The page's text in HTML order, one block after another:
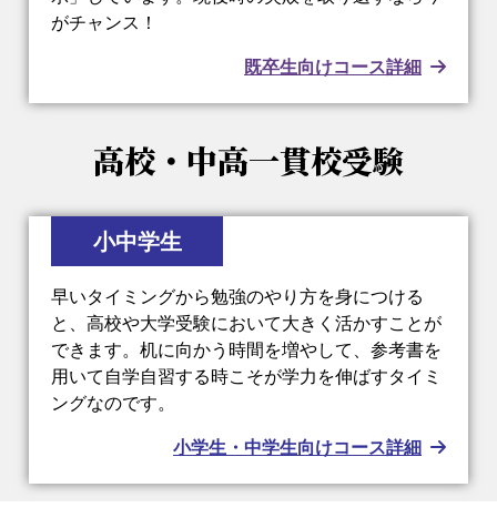
がチャンス！
既卒生向けコース詳細
高校・中高一貫校受験
小中学生
早いタイミングから勉強のやり方を身につける
と、高校や大学受験において大きく活かすことが
できます。机に向かう時間を増やして、参考書を
用いて自学自習する時こそが学力を伸ばすタイミ
ングなのです。
小学生・中学生向けコース詳細